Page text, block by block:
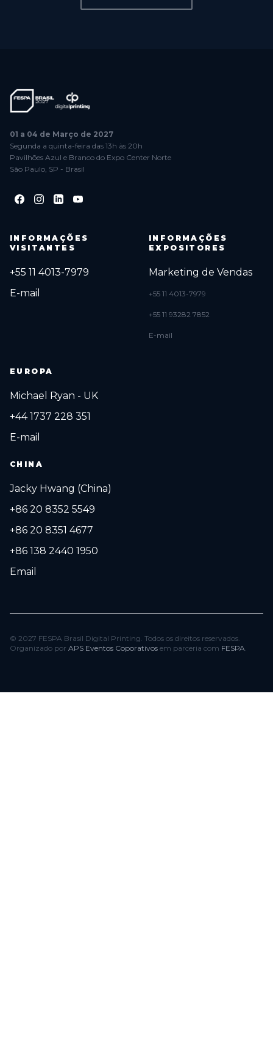
01 a 04 de Março de 2027
Segunda a quinta-feira das 13h às 20h
Pavilhões Azul e Branco do Expo Center Norte
São Paulo, SP - Brasil
INFORMAÇÕES
VISITANTES
+55 11 4013-7979
E-mail
INFORMAÇÕES
EXPOSITORES
Marketing de Vendas
+55 11 4013-7979
+55 11 93282 7852
E-mail
EUROPA
Michael Ryan - UK
+44 1737 228 351
E-mail
CHINA
Jacky Hwang (China)
+86 20 8352 5549
+86 20 8351 4677
+86 138 2440 1950
Email
© 2027 FESPA Brasil Digital Printing. Todos os direitos reservados.
Organizado por APS Eventos Coporativos em parceria com FESPA.